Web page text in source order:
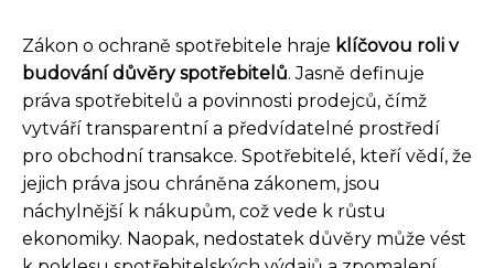
Zákon o ochraně spotřebitele hraje klíčovou roli v
budování důvěry spotřebitelů. Jasně definuje
práva spotřebitelů a povinnosti prodejců, čímž
vytváří transparentní a předvídatelné prostředí
pro obchodní transakce. Spotřebitelé, kteří vědí, že
jejich práva jsou chráněna zákonem, jsou
náchylnější k nákupům, což vede k růstu
ekonomiky. Naopak, nedostatek důvěry může vést